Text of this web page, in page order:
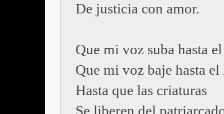
De justicia con amor.
Que mi voz suba hasta
Que mi voz baje hasta el
Hasta que las criaturas
Se liberen del